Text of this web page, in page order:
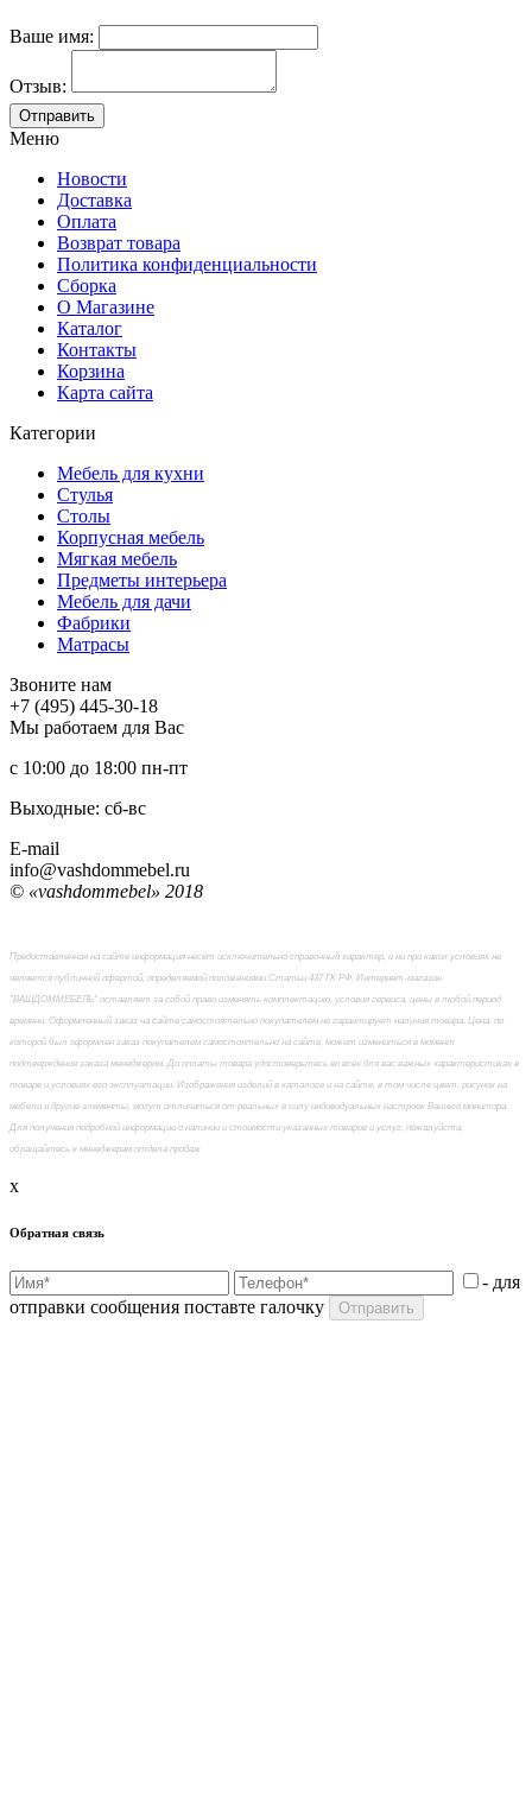
Ваше имя:
Отзыв:
Меню
Новости
Доставка
Оплата
Возврат товара
Политика конфиденциальности
Сборка
О Магазине
Каталог
Контакты
Корзина
Карта сайта
Категории
Мебель для кухни
Стулья
Столы
Корпусная мебель
Мягкая мебель
Предметы интерьера
Мебель для дачи
Фабрики
Матраcы
Звоните нам
+7 (495) 445-30-18
Мы работаем для Вас
с 10:00 до 18:00 пн-пт
Выходные: сб-вc
E-mail
info@vashdommebel.ru
© «vashdommebel» 2018
Предоставленная на сайте информация несёт исключительно справочный характер, и ни при каких условиях не
является публичной офертой, определяемой положениями Статьи 437 ГК РФ. Интернет-магазин
"ВАШДОММЕБЕЛЬ" оставляет за собой право изменять комплектацию, условия сервиса, цены в любой период
времени. Оформленный заказ на сайте самостоятельно покупателем не гарантирует наличия товара. Цена, по
которой был оформлен заказ покупателем самостоятельно на сайте, может измениться в момент
подтверждения заказа менеджером. До оплаты товара удостоверьтесь во всех для вас важных характеристиках в
товаре и условиях его эксплуатации. Изображения изделий в каталоге и на сайте, в том числе цвет, рисунок на
мебели и другие элементы, могут отличаться от реальных в силу индивидуальных настроек Вашего монитора.
Для получения подробной информации о наличии и стоимости указанных товаров и услуг, пожалуйста,
обращайтесь к менеджерам отдела продаж
x
Обратная связь
- для
отправки сообщения поставте галочку